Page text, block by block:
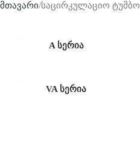
მთავარი საცირკულაციო ტუმბო
A სერია
VA სერია